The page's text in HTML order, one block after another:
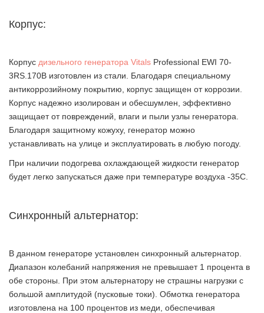
Корпус:
Корпус дизельного генератора Vitals Professional EWI 70-
3RS.170B изготовлен из стали. Благодаря специальному
антикоррозийному покрытию, корпус защищен от коррозии.
Корпус надежно изолирован и обесшумлен, эффективно
защищает от повреждений, влаги и пыли узлы генератора.
Благодаря защитному кожуху, генератор можно
устанавливать на улице и эксплуатировать в любую погоду.
При наличии подогрева охлаждающей жидкости генератор
будет легко запускаться даже при температуре воздуха -35С.
Синхронный альтернатор:
В данном генераторе установлен синхронный альтернатор.
Диапазон колебаний напряжения не превышает 1 процента в
обе стороны. При этом альтернатору не страшны нагрузки с
большой амплитудой (пусковые токи). Обмотка генератора
изготовлена на 100 процентов из меди, обеспечивая